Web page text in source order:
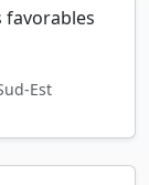
favorables
Est